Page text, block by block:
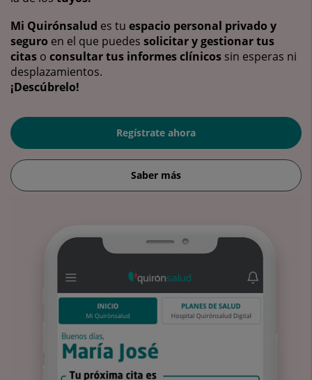
Mi Quirónsalud es tu espacio personal privado y
seguro en el que puedes solicitar y gestionar tus
citas o consultar tus informes clínicos sin esperas ni
desplazamientos.
¡Descúbrelo!
Regístrate ahora
Saber más